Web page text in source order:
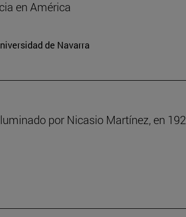
en América
de Navarra
por Nicasio Martínez, en